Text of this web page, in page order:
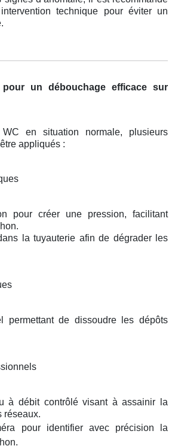
technique pour éviter un
un débouchage efficace sur
en situation normale, plusieurs
appliqués :
pour créer une pression, facilitant
la tuyauterie afin de dégrader les
permettant de dissoudre les dépôts
à débit contrôlé visant à assainir la
réseaux.
pour identifier avec précision la